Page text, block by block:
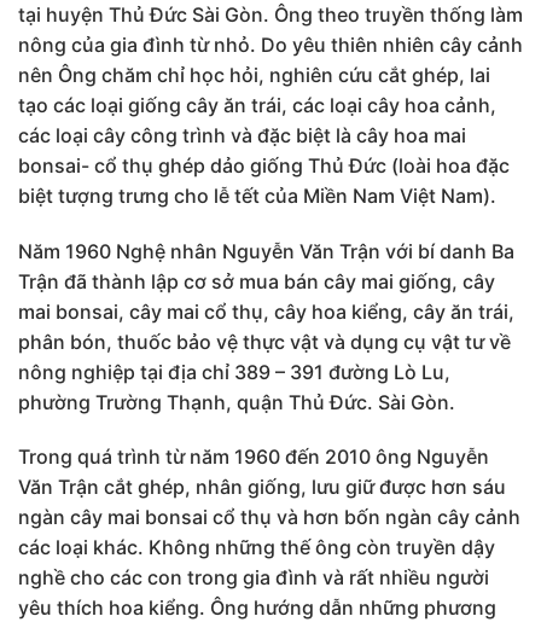
tại huyện Thủ Đức Sài Gòn. Ông theo truyền thống làm
nông của gia đình từ nhỏ. Do yêu thiên nhiên cây cảnh
nên Ông chăm chỉ học hỏi, nghiên cứu cắt ghép, lai
tạo các loại giống cây ăn trái, các loại cây hoa cảnh,
các loại cây công trình và đặc biệt là cây hoa mai
bonsai- cổ thụ ghép dảo giống Thủ Đức (loài hoa đặc
biệt tượng trưng cho lễ tết của Miền Nam Việt Nam).
Năm 1960 Nghệ nhân Nguyễn Văn Trận với bí danh Ba
Trận đã thành lập cơ sở mua bán cây mai giống, cây
mai bonsai, cây mai cổ thụ, cây hoa kiểng, cây ăn trái,
phân bón, thuốc bảo vệ thực vật và dụng cụ vật tư về
nông nghiệp tại địa chỉ 389 – 391 đường Lò Lu,
phường Trường Thạnh, quận Thủ Đức. Sài Gòn.
Trong quá trình từ năm 1960 đến 2010 ông Nguyễn
Văn Trận cắt ghép, nhân giống, lưu giữ được hơn sáu
ngàn cây mai bonsai cổ thụ và hơn bốn ngàn cây cảnh
các loại khác. Không những thế ông còn truyền dậy
nghề cho các con trong gia đình và rất nhiều người
yêu thích hoa kiểng. Ông hướng dẫn những phương